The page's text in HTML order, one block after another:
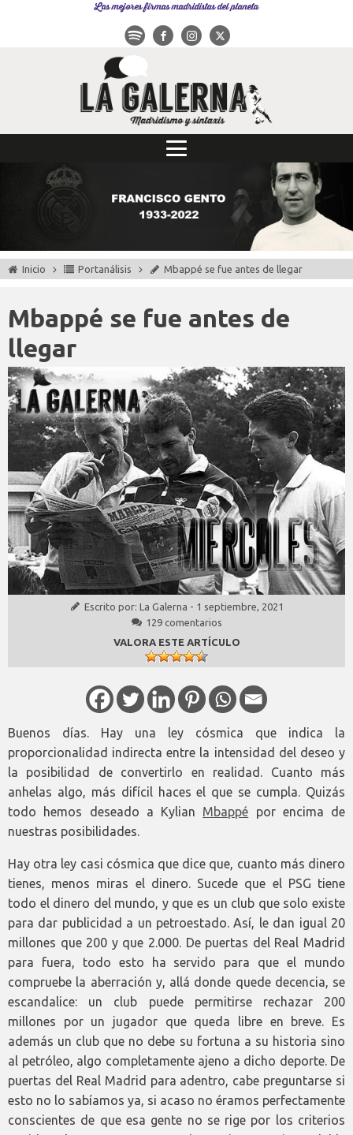
Las mejores firmas madridistas del planeta
Inicio Portanálisis Mbappé se fue antes de llegar
Mbappé se fue antes de
llegar
Escrito por: La Galerna - 1 septiembre, 2021
129 comentarios
VALORA ESTE ARTÍCULO
Buenos días. Hay una ley cósmica que indica la
proporcionalidad indirecta entre la intensidad del deseo y
la posibilidad de convertirlo en realidad. Cuanto más
anhelas algo, más difícil haces el que se cumpla. Quizás
todo hemos deseado a Kylian Mbappé por encima de
nuestras posibilidades.
Hay otra ley casi cósmica que dice que, cuanto más dinero
tienes, menos miras el dinero. Sucede que el PSG tiene
todo el dinero del mundo, y que es un club que solo existe
para dar publicidad a un petroestado. Así, le dan igual 20
millones que 200 y que 2.000. De puertas del Real Madrid
para fuera, todo esto ha servido para que el mundo
compruebe la aberración y, allá donde quede decencia, se
escandalice: un club puede permitirse rechazar 200
millones por un jugador que queda libre en breve. Es
además un club que no debe su fortuna a su historia sino
al petróleo, algo completamente ajeno a dicho deporte. De
puertas del Real Madrid para adentro, cabe preguntarse si
esto no lo sabíamos ya, si acaso no éramos perfectamente
conscientes de que esa gente no se rige por los criterios